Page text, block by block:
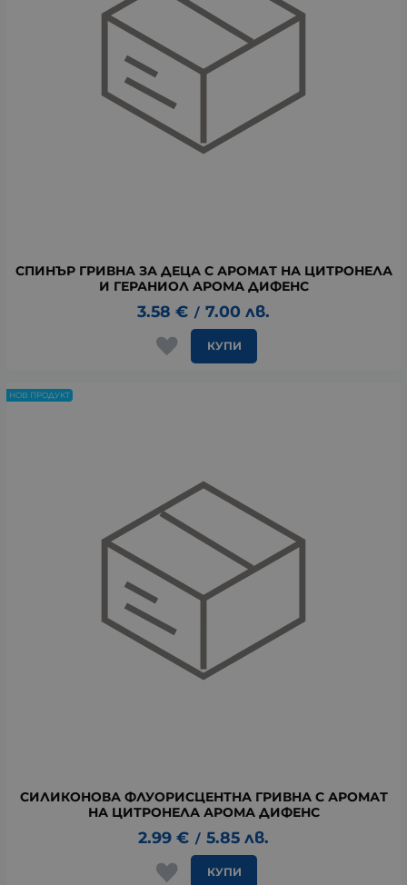
СПИНЪР ГРИВНА ЗА ДЕЦА С АРОМАТ НА ЦИТРОНЕЛА
И ГЕРАНИОЛ АРОМА ДИФЕНС
3.58 € / 7.00 лв.
КУПИ
СИЛИКОНОВА ФЛУОРИСЦЕНТНА ГРИВНА С АРОМАТ
НА ЦИТРОНЕЛА АРОМА ДИФЕНС
2.99 € / 5.85 лв.
КУПИ
НОВ ПРОДУКТ